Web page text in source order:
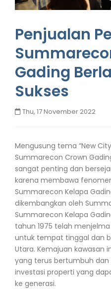
Penjualan
Gading
Sukses
Thu, 17 November 2022
Mengusung tema “New
Summarecon Crown
sangat penting dan
karena membawa
Summarecon Kelapa
dikembangkan oleh
Summarecon Kelapa
tahun 1975 telah
untuk tempat tinggal dan
Utara. Kemajuan kawasan
yang terus bertumbuh
investasi properti yang
ke generasi.